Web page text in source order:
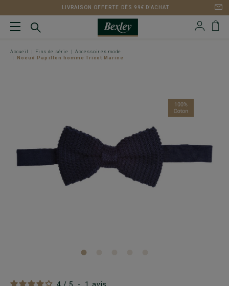
LIVRAISON OFFERTE DÈS 99€ D'ACHAT
Accueil Fins de série
Accessoires mode
Noeud Papillon homme Tricot Marine